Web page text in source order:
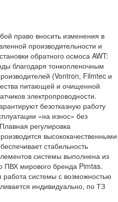
право вносить изменения в
производительности и
обратного осмоса AWT:
благодаря тонкопленочным
(Vontron, Filmtec и
питающей и очищенной
электропроводности.
безотказную работу
«на износ» без
регулировка
высококачественными
стабильность
системы выполнена из
ПВХ мирового бренда Pimtas.
системы с возможностью
индивидуально, по ТЗ